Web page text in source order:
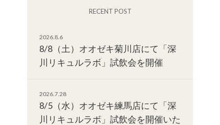
RECENT POST
2026.8.6
8/8（土）オオゼキ菊川店にて「深
川リキュルラボ」試飲会を開催
2026.7.28
8/5（水）オオゼキ練馬店にて「深
川リキュルラボ」試飲会を開催いた